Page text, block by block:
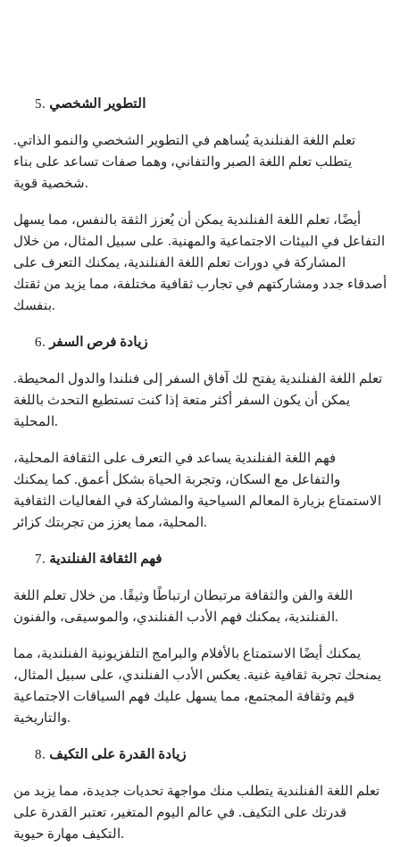
التطوير الشخصي
تعلم اللغة الفنلندية يُساهم في التطوير الشخصي والنمو الذاتي.
يتطلب تعلم اللغة الصبر والتفاني، وهما صفات تساعد على بناء
شخصية قوية.
أيضًا، تعلم اللغة الفنلندية يمكن أن يُعزز الثقة بالنفس، مما يسهل
التفاعل في البيئات الاجتماعية والمهنية. على سبيل المثال، من خلال
المشاركة في دورات تعلم اللغة الفنلندية، يمكنك التعرف على
أصدقاء جدد ومشاركتهم في تجارب ثقافية مختلفة، مما يزيد من ثقتك
بنفسك.
زيادة فرص السفر
تعلم اللغة الفنلندية يفتح لك آفاق السفر إلى فنلندا والدول المحيطة.
يمكن أن يكون السفر أكثر متعة إذا كنت تستطيع التحدث باللغة
المحلية.
فهم اللغة الفنلندية يساعد في التعرف على الثقافة المحلية،
والتفاعل مع السكان، وتجربة الحياة بشكل أعمق. كما يمكنك
الاستمتاع بزيارة المعالم السياحية والمشاركة في الفعاليات الثقافية
المحلية، مما يعزز من تجربتك كزائر.
فهم الثقافة الفنلندية
اللغة والفن والثقافة مرتبطان ارتباطًا وثيقًا. من خلال تعلم اللغة
الفنلندية، يمكنك فهم الأدب الفنلندي، والموسيقى، والفنون.
يمكنك أيضًا الاستمتاع بالأفلام والبرامج التلفزيونية الفنلندية، مما
يمنحك تجربة ثقافية غنية. يعكس الأدب الفنلندي، على سبيل المثال،
قيم وثقافة المجتمع، مما يسهل عليك فهم السياقات الاجتماعية
والتاريخية.
زيادة القدرة على التكيف
تعلم اللغة الفنلندية يتطلب منك مواجهة تحديات جديدة، مما يزيد من
قدرتك على التكيف. في عالم اليوم المتغير، تعتبر القدرة على
التكيف مهارة حيوية.